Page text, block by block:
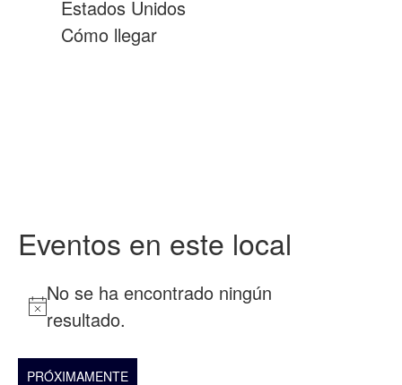
Estados Unidos
Cómo llegar
Eventos en este local
Notice
No se ha encontrado ningún
resultado.
PRÓXIMAMENTE